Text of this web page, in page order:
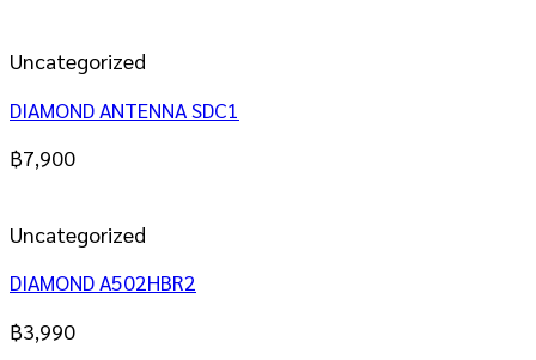
Uncategorized
DIAMOND ANTENNA SDC1
฿7,900
Uncategorized
DIAMOND A502HBR2
฿3,990